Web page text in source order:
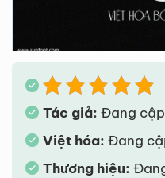
Tác giả: Đang
Việt hóa: Đang
Thương hiệu: